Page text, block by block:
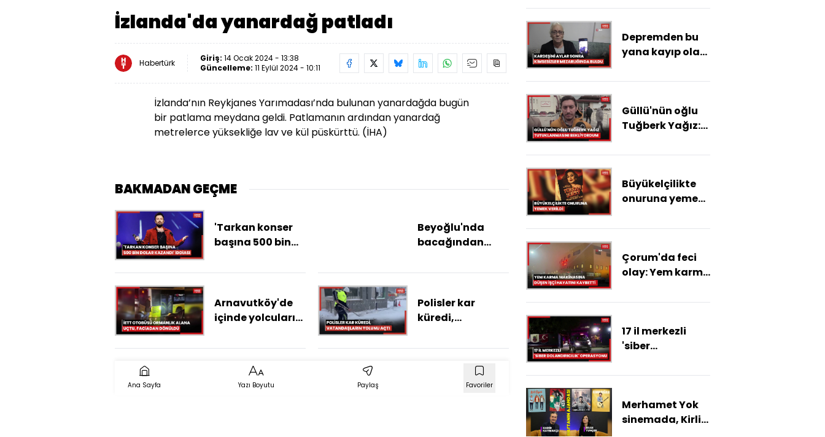
İzlanda'da yanardağ patladı
Habertürk Giriş: 14 Ocak 2024 - 13:38
Güncelleme: 11 Eylül 2024 - 10:11
İzlanda’nın Reykjanes Yarımadası’nda bulunan yanardağda bugün
bir patlama meydana geldi. Patlamanın ardından yanardağ
metrelerce yüksekliğe lav ve kül püskürttü. (İHA)
BAKMADAN GEÇME
'Tarkan konser
başına 500 bin
iddiası
Beyoğlu'nda
bacağından
öldü, yengesi
Arnavutköy'de
içinde yolcuların
otobüsü
uçtu, faciadan
dönüldü
Polisler kar
küredi,
yolunu açtı
Ana Sayfa Yazı Boyutu Paylaş Favoriler
görünmeyen yol
açıldı
Depremden bu
yana kayıp olan
cansız
sonra
kimsesizler
buldu
Güllü'nün oğlu
Tuğberk Yağız:
bekliyordum
Büyükelçilikte
onuruna yemek
Çorum'da feci
olay: Yem karma
düşen işçi
kaybetti
17 il merkezli
'siber
operasyonu; 118
yakalandı, 68'i
tutuklandı
Merhamet Yok
sinemada, Kirli